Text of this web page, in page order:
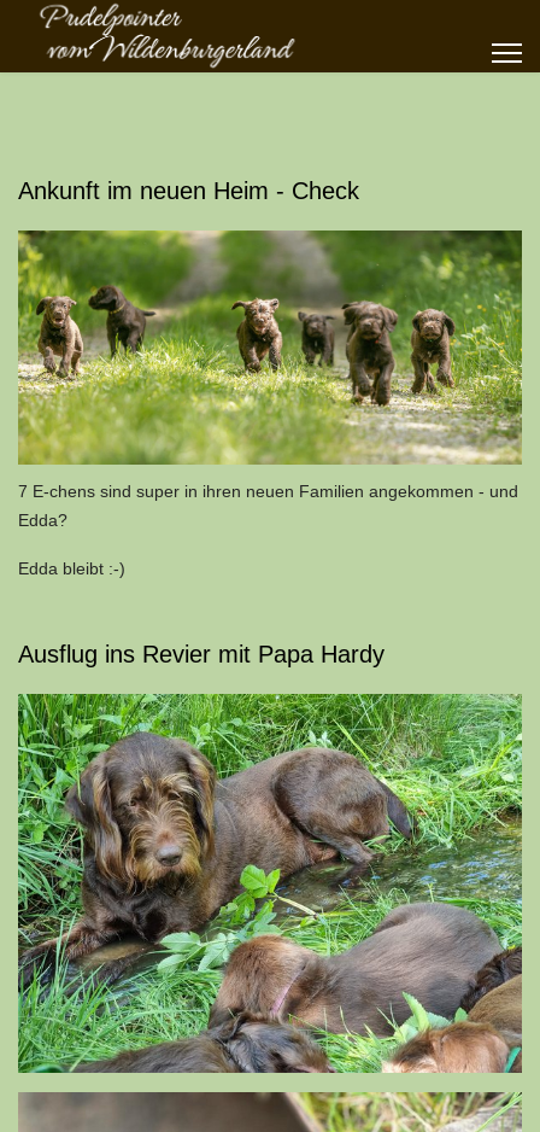
Ankunft im neuen Heim - Check
7 E-chens sind super in ihren neuen Familien angekommen - und
Edda?
Edda bleibt :-)
Ausflug ins Revier mit Papa Hardy